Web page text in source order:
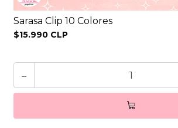
Sarasa Clip 10 Colores
$15.990 CLP
-